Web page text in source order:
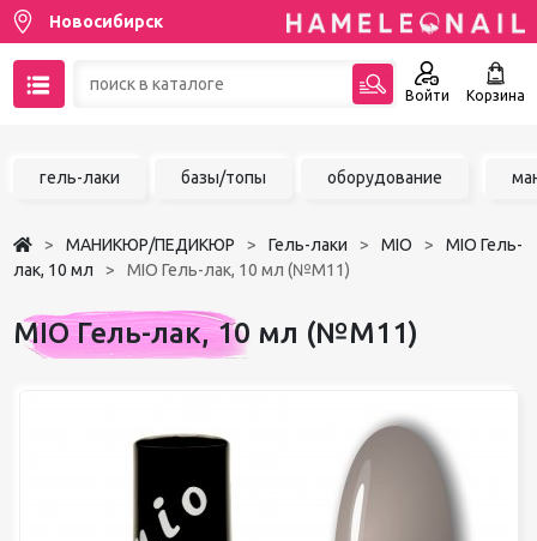
Новосибирск
Войти Корзина
Чат в MAX
Акции
гель-лаки базы/топы оборудование
МАНИКЮР/ПЕДИКЮР Гель-лаки MIO
MIO Гель-
лак, 10 мл
MIO Гель-лак, 10 мл (№М11)
MIO Гель-лак, 10 мл (№М11)